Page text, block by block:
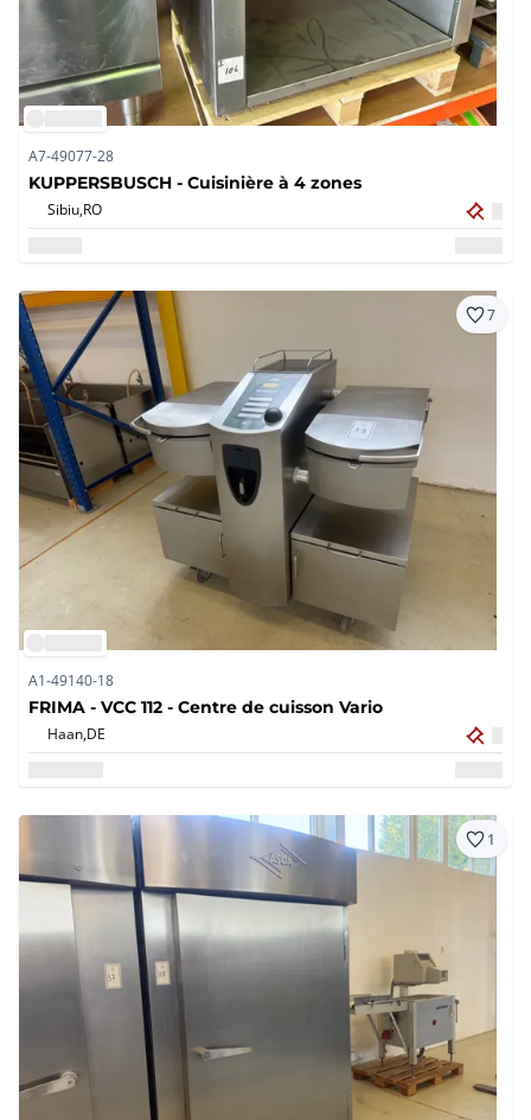
A7-49077-28
KUPPERSBUSCH - Cuisinière à 4 zones
Sibiu,RO
7
A1-49140-18
FRIMA - VCC 112 - Centre de cuisson Vario
Haan,DE
1